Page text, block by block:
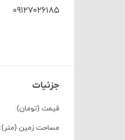
۰۹۱۲۷۰۲۶۱۸۵
جزئیات
قیمت (تومان):
مساحت زمین (متر):